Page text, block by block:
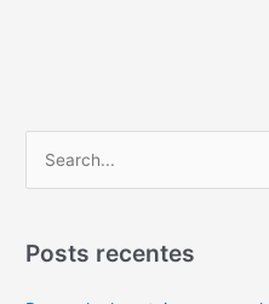
q
Posts recentes